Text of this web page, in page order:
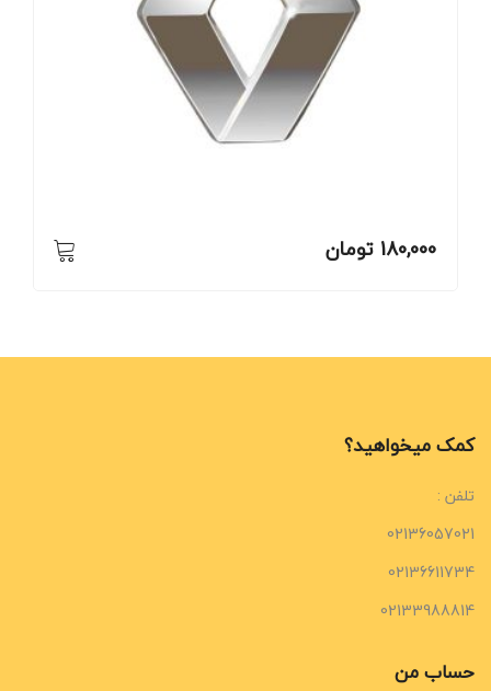
180,000 تومان
کمک میخواهید؟
تلفن :
02136057021
02136611734
02133988814
حساب من